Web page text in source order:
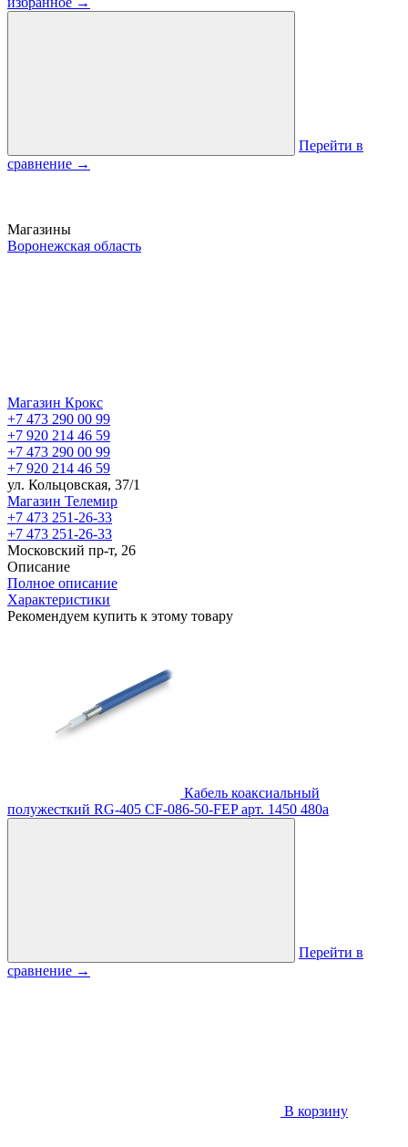
Перейти в
сравнение →
Магазины
Воронежская область
Магазин Крокс
+7 473 290 00 99
+7 920 214 46 59
+7 473 290 00 99
+7 920 214 46 59
ул. Кольцовская, 37/1
Магазин Телемир
+7 473 251-26-33
+7 473 251-26-33
Московский пр-т, 26
Описание
Полное описание
Характеристики
Рекомендуем купить к этому товару
Кабель коаксиальный
полужесткий RG-405 CF-086-50-FEP арт. 1450 480a
Перейти в
сравнение →
В корзину